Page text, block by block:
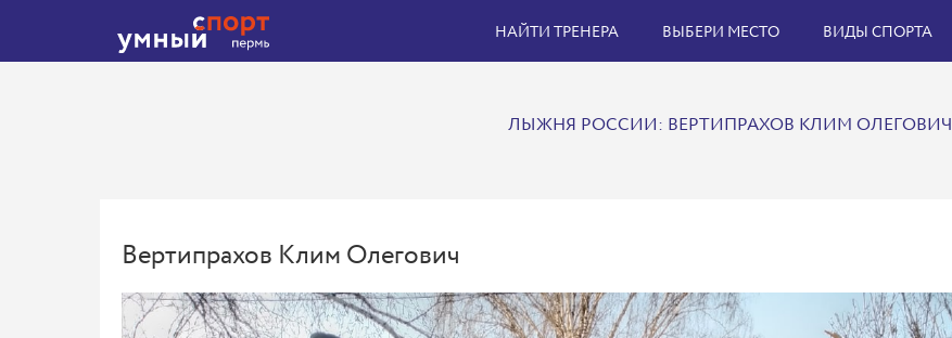
НАЙТИ ТРЕНЕРА ВЫБЕРИ МЕСТО ВИДЫ СПОРТА
ЛЫЖНЯ РОССИИ: ВЕРТИПРАХОВ КЛИМ ОЛЕГОВИЧ
Вертипрахов Клим Олегович